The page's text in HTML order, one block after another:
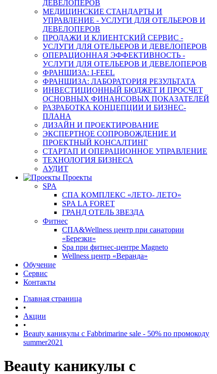
ДЕВЕЛОПЕРОВ
МЕДИЦИНСКИЕ СТАНДАРТЫ И
УПРАВЛЕНИЕ - УСЛУГИ ДЛЯ ОТЕЛЬЕРОВ И
ДЕВЕЛОПЕРОВ
ПРОДАЖИ И КЛИЕНТСКИЙ СЕРВИС -
УСЛУГИ ДЛЯ ОТЕЛЬЕРОВ И ДЕВЕЛОПЕРОВ
ОПЕРАЦИОННАЯ ЭФФЕКТИВНОСТЬ -
УСЛУГИ ДЛЯ ОТЕЛЬЕРОВ И ДЕВЕЛОПЕРОВ
ФРАНШИЗА: I-FEEL
ФРАНШИЗА: ЛАБОРАТОРИЯ РЕЗУЛЬТАТА
ИНВЕСТИЦИОННЫЙ БЮДЖЕТ И ПРОСЧЕТ
ОСНОВНЫХ ФИНАНСОВЫХ ПОКАЗАТЕЛЕЙ
РАЗРАБОТКА КОНЦЕПЦИИ И БИЗНЕС-
ПЛАНА
ДИЗАЙН И ПРОЕКТИРОВАНИЕ
ЭКСПЕРТНОЕ СОПРОВОЖДЕНИЕ И
ПРОЕКТНЫЙ КОНСАЛТИНГ
СТАРТАП И ОПЕРАЦИОННОЕ УПРАВЛЕНИЕ
ТЕХНОЛОГИЯ БИЗНЕСА
АУДИТ
Проекты
SPA
СПА КОМПЛЕКС «ЛЕТО- ЛЕТО»
SPA LA FORET
ГРАНД ОТЕЛЬ ЗВЕЗДА
Фитнес
СПА&Wellness центр при санатории
«Березки»
Spa при фитнес-центре Magneto
Wellness центр «Веранда»
Обучение
Сервис
Контакты
Главная страница
•
Акции
•
Beauty каникулы с Fabbrimarine sale - 50% по промокоду
summer2021
Beauty каникулы с